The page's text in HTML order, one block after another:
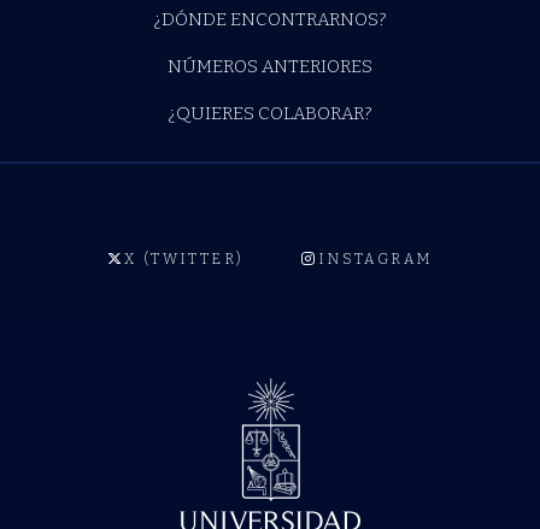
¿DÓNDE ENCONTRARNOS?
NÚMEROS ANTERIORES
¿QUIERES COLABORAR?
X (TWITTER) INSTAGRAM